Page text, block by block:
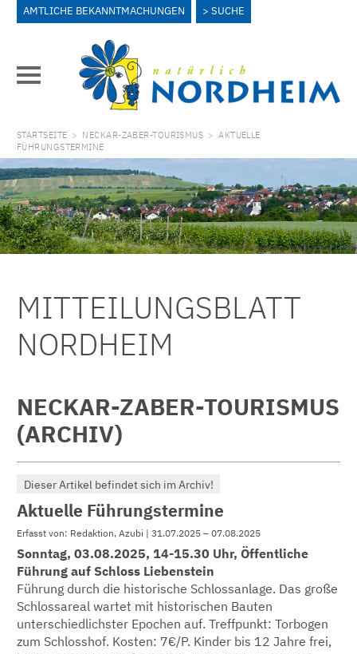
AMTLICHE BEKANNTMACHUNGEN SUCHE
STARTSEITE > NECKAR-ZABER-TOURISMUS > AKTUELLE
FÜHRUNGSTERMINE
MITTEILUNGSBLATT
NORDHEIM
NECKAR-ZABER-TOURISMUS
(ARCHIV)
Dieser Artikel befindet sich im Archiv!
Aktuelle Führungstermine
Erfasst von: Redaktion, Azubi | 31.07.2025 – 07.08.2025
Sonntag, 03.08.2025, 14-15.30 Uhr, Öffentliche
Führung auf Schloss Liebenstein
Führung durch die historische Schlossanlage. Das große
Schlossareal wartet mit historischen Bauten
unterschiedlichster Epochen auf. Treffpunkt: Torbogen
zum Schlosshof. Kosten: 7€/P. Kinder bis 12 Jahre frei,